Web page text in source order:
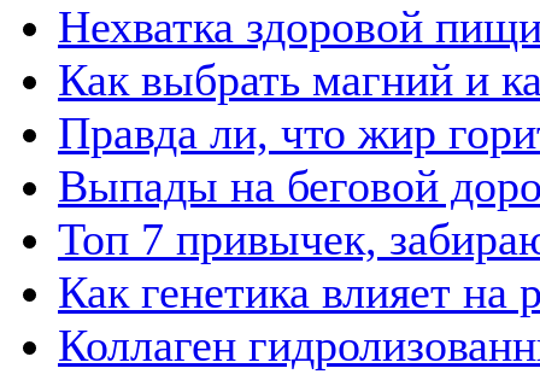
Нехватка здоровой
Как выбрать магний и
Правда ли, что жир
Выпады на беговой
Топ 7 привычек,
Как генетика влияет
Коллаген